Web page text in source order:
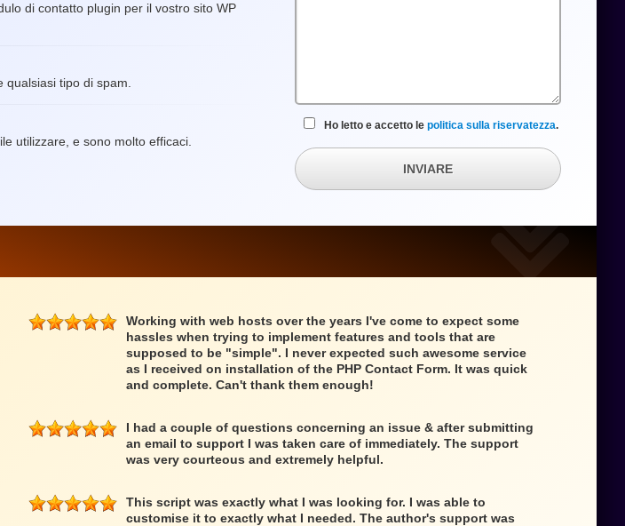
di contatto plugin per il vostro sito WP
tipo di spam.
utilizzare, e sono molto efficaci.
Ho letto e accetto le politica sulla riservatezza.
INVIARE
Working with web hosts over the years I've come to expect some
hassles when trying to implement features and tools that are
supposed to be "simple". I never expected such awesome service
as I received on installation of the PHP Contact Form. It was quick
and complete. Can't thank them enough!
I had a couple of questions concerning an issue & after submitting
an email to support I was taken care of immediately. The support
was very courteous and extremely helpful.
This script was exactly what I was looking for. I was able to
customise it to exactly what I needed. The author's support was